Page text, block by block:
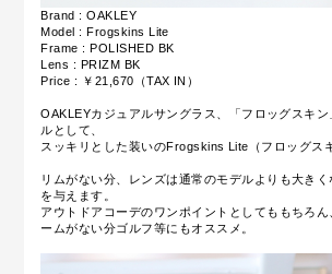
Brand : OAKLEY
Model :Frogskins Lite
Frame :POLISHED BK
Lens : PRIZM BK
Price : ￥ 21,670（TAX IN）
OAKLEYカジュアルサングラス、「フロッグスキ
ルとして、
スッキリとした装いのFrogskins Lite（フロッグス
リムがない分、レンズは通常のモデルよりも大き
を与えます。
アウトドアコーデのワンポイントとしてももちろ
ームがない分ゴルフ等にもオススメ。